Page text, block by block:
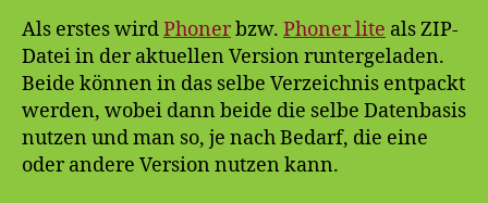
Als erstes wirdPhonerbzw. Phoner lite als ZIP-
Datei in der aktuellen Version runtergeladen.
Beide können in das selbe Verzeichnis entpackt
werden, wobei dann beide die selbe Datenbasis
nutzen und man so, je nach Bedarf, die eine
oder andere Version nutzen kann.